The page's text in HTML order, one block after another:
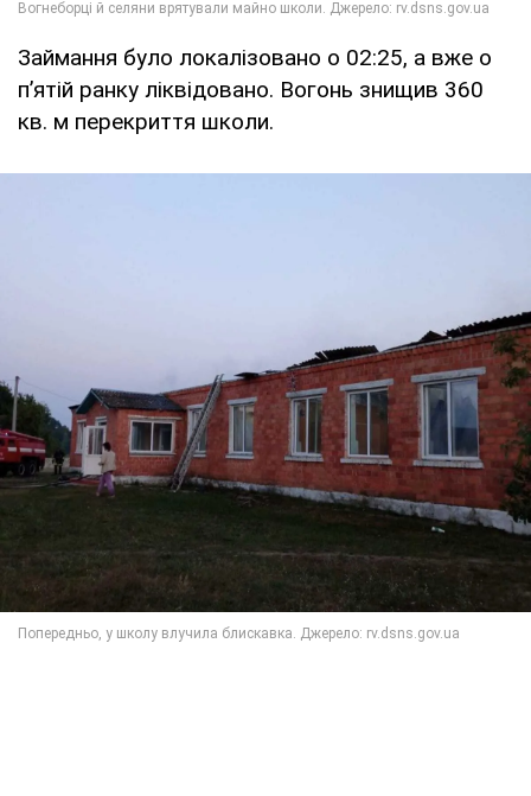
Займання було локалізовано о 02:25, а вже о
п’ятій ранку ліквідовано. Вогонь знищив 360
кв. м перекриття школи.